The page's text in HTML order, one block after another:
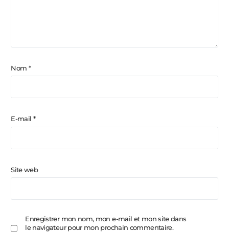
Nom *
E-mail *
Site web
Enregistrer mon nom, mon e-mail et mon site dans
le navigateur pour mon prochain commentaire.